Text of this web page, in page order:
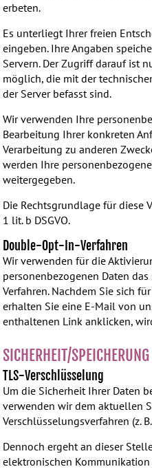
erbeten.
Es unterliegt Ihrer freien
eingeben. Ihre Angaben
Servern. Der Zugriff darauf ist
möglich, die mit der
der Server befasst sind.
Wir verwenden Ihre
Bearbeitung Ihrer konkreten
Verarbeitung zu anderen
werden Ihre
weitergegeben.
Die Rechtsgrundlage für diese
1 lit. b DSGVO.
Double-Opt-In-Verfahren
Wir verwenden für die
personenbezogenen Daten
Verfahren. Nachdem Sie sich
erhalten Sie eine E-Mail von
enthaltenen Link anklicken,
SICHERHEIT/
TLS-Verschlüsselung
Um die Sicherheit Ihrer Daten
verwenden wir dem aktuellen
Verschlüsselungsverfahren (z.
Dennoch ergeht an dieser
elektronischen